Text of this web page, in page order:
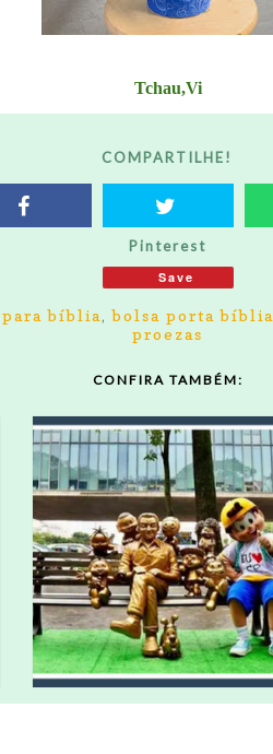
Tchau,Vi
COMPARTILHE!
Pinterest
Save
para bíblia,bolsa porta bíblia
proezas
CONFIRA TAMBÉM: